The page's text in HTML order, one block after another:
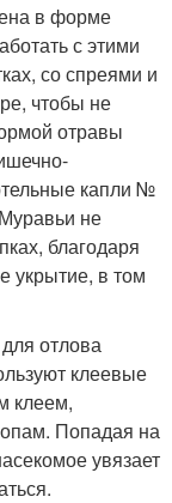
в форме
с этими
со спреями и
чтобы не
отравы
капли №
не
благодаря
укрытие, в том
отлова
клеевые
клеем,
Попадая на
увязает